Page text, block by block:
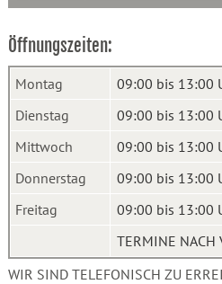
Öffnungszeiten:
Montag
09:00 bis 13:00
Dienstag
09:00 bis 13:00
Mittwoch
09:00 bis 13:00
Donnerstag
09:00 bis 13:00
Freitag
09:00 bis 13:00
TERMINE NACH
WIR SIND TELEFONISCH ZU